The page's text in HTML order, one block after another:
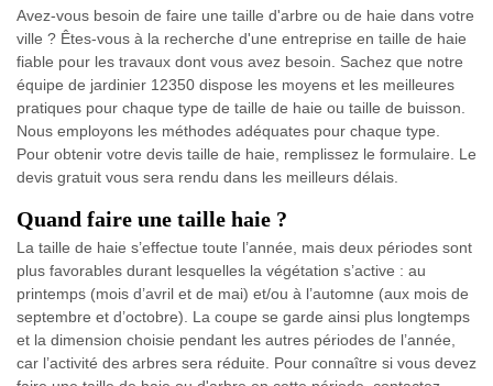
Avez-vous besoin de faire une taille d'arbre ou de haie dans votre
ville ? Êtes-vous à la recherche d'une entreprise en taille de haie
fiable pour les travaux dont vous avez besoin. Sachez que notre
équipe de jardinier 12350 dispose les moyens et les meilleures
pratiques pour chaque type de taille de haie ou taille de buisson.
Nous employons les méthodes adéquates pour chaque type.
Pour obtenir votre devis taille de haie, remplissez le formulaire. Le
devis gratuit vous sera rendu dans les meilleurs délais.
Quand faire une taille haie ?
La taille de haie s’effectue toute l’année, mais deux périodes sont
plus favorables durant lesquelles la végétation s’active : au
printemps (mois d’avril et de mai) et/ou à l’automne (aux mois de
septembre et d’octobre). La coupe se garde ainsi plus longtemps
et la dimension choisie pendant les autres périodes de l’année,
car l’activité des arbres sera réduite. Pour connaître si vous devez